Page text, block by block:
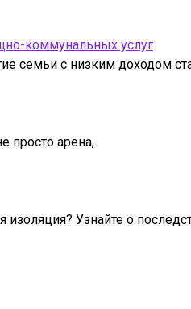
коммунальных услуг
семьи с низким доходом
просто арена,
изоляция? Узнайте о